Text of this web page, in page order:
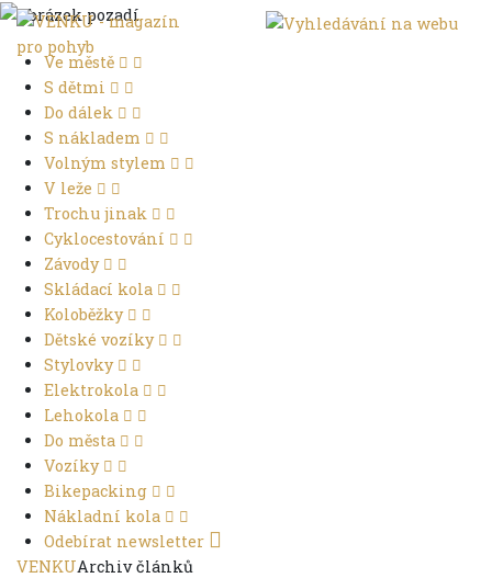
Ve městě
S dětmi
Do dálek
S nákladem
Volným stylem
V leže
Trochu jinak
Cyklocestování
Závody
Skládací kola
Koloběžky
Dětské vozíky
Stylovky
Elektrokola
Lehokola
Do města
Vozíky
Bikepacking
Nákladní kola
Odebírat newsletter
VENKUArchiv článků